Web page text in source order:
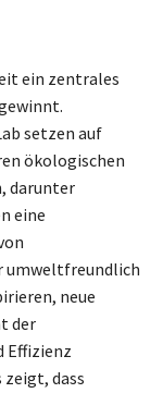
ein zentrales
setzen auf
ökologischen
darunter
eine
umweltfreundlich
neue
der
Effizienz
dass